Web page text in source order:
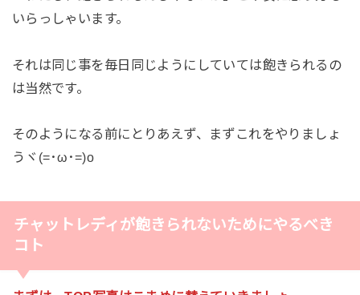
いらっしゃいます。
それは同じ事を毎日同じようにしていては飽きられるの
は当然です。
そのようになる前にとりあえず、まずこれをやりましょ
うヾ(=･ω･=)o
チャットレディが飽きられないためにやるべき
コト